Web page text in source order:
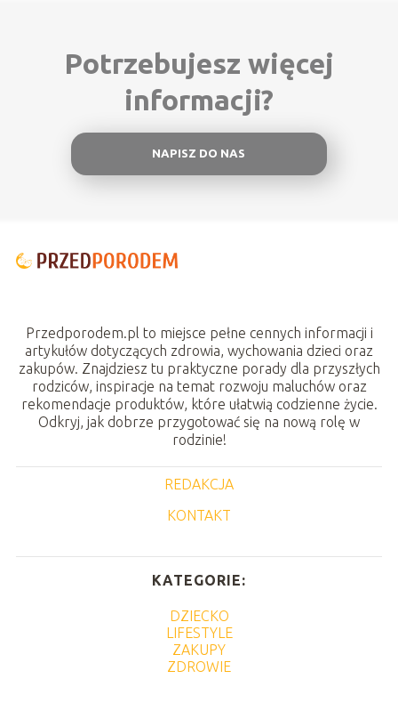
Potrzebujesz więcej
informacji?
NAPISZ DO NAS
Przedporodem.pl to miejsce pełne cennych informacji i
artykułów dotyczących zdrowia, wychowania dzieci oraz
zakupów. Znajdziesz tu praktyczne porady dla przyszłych
rodziców, inspiracje na temat rozwoju maluchów oraz
rekomendacje produktów, które ułatwią codzienne życie.
Odkryj, jak dobrze przygotować się na nową rolę w
rodzinie!
REDAKCJA
KONTAKT
KATEGORIE:
DZIECKO
LIFESTYLE
ZAKUPY
ZDROWIE